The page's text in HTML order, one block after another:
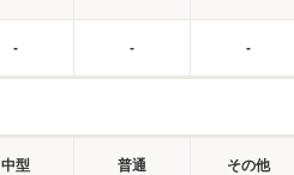
- - -
中型 普通 その他